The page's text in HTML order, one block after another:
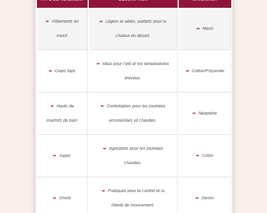
Vêtements en
mesh
Légers et aérés, parfaits pour la
chaleur du désert.
Mesh
Crops tops
Idéal pour l’été et les températures
élevées.
Cotton/Polyester
Hauts de
maillots de bain
Confortables pour les journées
ensoleillées et chaudes.
Néoprène
Jupes
Agréables pour les journées
chaudes.
Coton
Shorts
Pratiques pour le confort et la
liberté de mouvement.
Denim